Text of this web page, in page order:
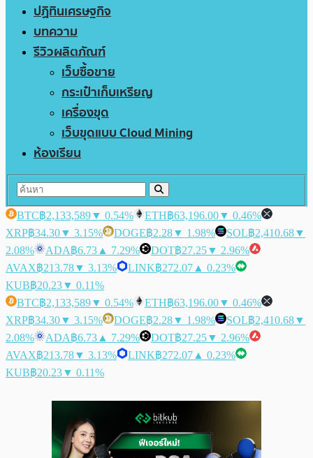
ปฏิทินเศรษฐกิจ
บทความ
รีวิวผลิตภัณฑ์
เว็บซื้อขาย
กระเป๋าเก็บเหรียญ
เครื่องขุด
เว็บขุดแบบ Cloud Mining
ห้องเรียน
BTC฿2,133,589▼ 0.54% ETH฿63,196.00▼ 0.46%
XRP฿34.30▼ 3.15% DOGE฿2.28▼ 1.98% SOL฿2,410.68▼
2.08%
ADA฿6.73 ▲ 7.29% DOT฿27.25▼ 2.96%
AVAX฿213.78▼ 3.13% LINK฿272.07 ▲ 0.23%
KUB฿20.23▼ 0.11%
BTC฿2,133,589▼ 0.54% ETH฿63,196.00▼ 0.46%
XRP฿34.30▼ 3.15% DOGE฿2.28▼ 1.98% SOL฿2,410.68▼
2.08%
ADA฿6.73 ▲ 7.29% DOT฿27.25▼ 2.96%
AVAX฿213.78▼ 3.13% LINK฿272.07 ▲ 0.23%
KUB฿20.23▼ 0.11%